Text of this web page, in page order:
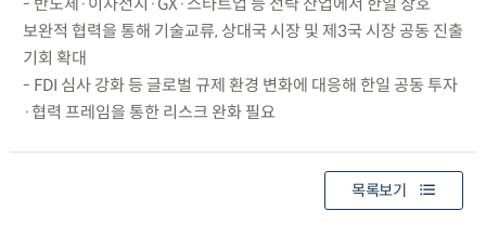
보완적 협력을 통해 기술교류, 상대국 시장 및 제3국 시장 공동 진출
기회 확대
- FDI 심사 강화 등 글로벌 규제 환경 변화에 대응해 한일 공동 투자
·협력 프레임을 통한 리스크 완화 필요
목록보기